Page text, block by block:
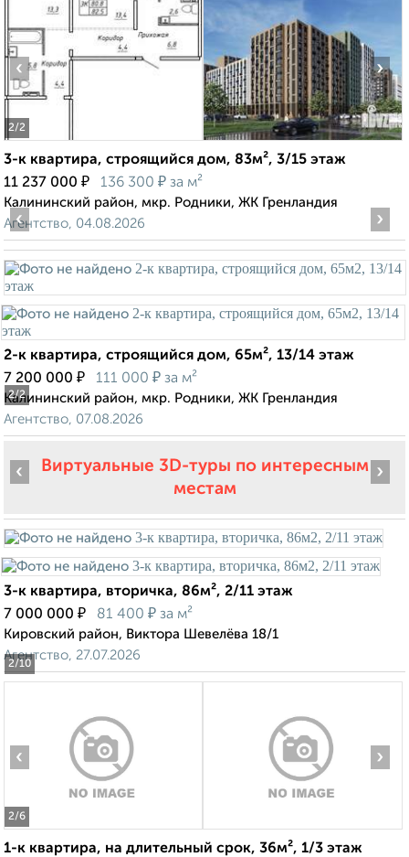
2/2
‹ ›
3-к квартира, строящийся дом, 83м², 3/15 этаж
11 237 000 ₽ 136 300 ₽ за м²
Калининский район, мкр. Родники, ЖК Гренландия
Агентство, 04.08.2026
2/2
‹ ›
2-к квартира, строящийся дом, 65м², 13/14 этаж
7 200 000 ₽ 111 000 ₽ за м²
Калининский район, мкр. Родники, ЖК Гренландия
Агентство, 07.08.2026
Виртуальные 3D-туры по интересным
местам
2/10
‹ ›
3-к квартира, вторичка, 86м², 2/11 этаж
7 000 000 ₽ 81 400 ₽ за м²
Кировский район, Виктора Шевелёва 18/1
Агентство, 27.07.2026
2/6
‹ ›
1-к квартира, на длительный срок, 36м², 1/3 этаж